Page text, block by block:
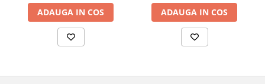
ADAUGA IN COS ADAUGA IN COS